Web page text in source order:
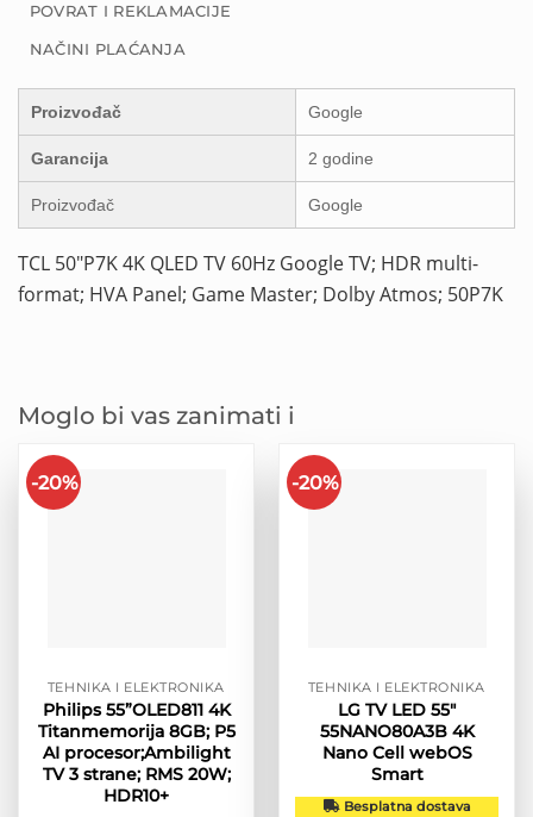
POVRAT I REKLAMACIJE
NAČINI PLAĆANJA
Proizvođač Google
Garancija 2 godine
Proizvođač Google
TCL 50″P7K 4K QLED TV 60Hz Google TV; HDR multi-
format; HVA Panel; Game Master; Dolby Atmos; 50P7K
Moglo bi vas zanimati i
-20%
TEHNIKA I ELEKTRONIKA
Philips 55”OLED811 4K
Titanmemorija 8GB; P5
AI procesor;Ambilight
TV 3 strane; RMS 20W;
HDR10+
-20%
TEHNIKA I ELEKTRONIKA
LG TV LED 55″
55NANO80A3B 4K
Nano Cell webOS
Smart
Besplatna dostava